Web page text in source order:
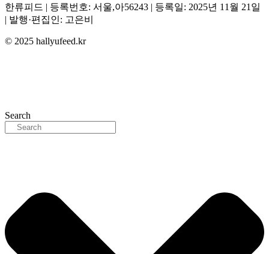
한류피드 | 등록번호: 서울,아56243 | 등록일: 2025년 11월 21일
| 발행·편집인: 고은비
© 2025 hallyufeed.kr
Search